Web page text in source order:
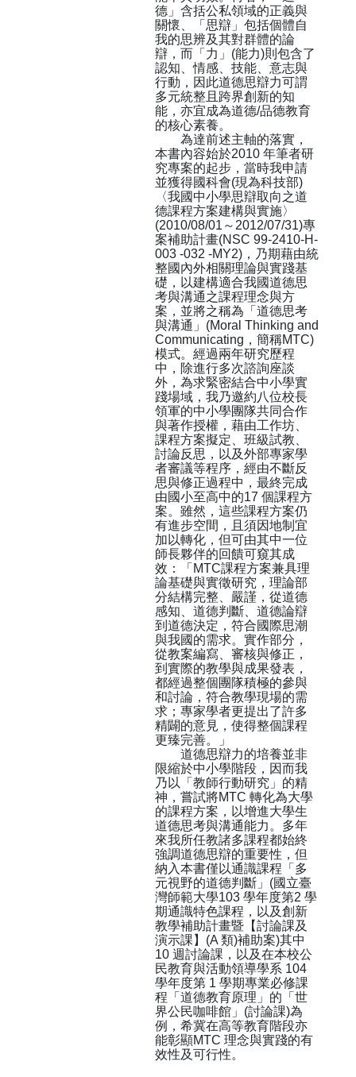
德」含括公私領域的正義與
關懷、「思辯」包括個體自
我的思辨及其對群體的論
辯，而「力」(能力)則包含了
認知、情感、技能、意志與
行動，因此道德思辯力可謂
多元統整且跨界創新的知
能，亦宜成為道德/品德教育
的核心素養。
為達前述主軸的落實，
本書內容始於2010 年筆者研
究專案的起步，當時我申請
並獲得國科會(現為科技部)
〈我國中小學思辯取向之道
德課程方案建構與實施〉
(2010/08/01～2012/07/31)專
案補助計畫(NSC 99-2410-H-
003 -032 -MY2)，乃期藉由統
整國內外相關理論與實踐基
礎，以建構適合我國道德思
考與溝通之課程理念與方
案，並將之稱為「道德思考
與溝通」(Moral Thinking and
Communicating，簡稱MTC)
模式。經過兩年研究歷程
中，除進行多次諮詢座談
外，為求緊密結合中小學實
踐場域，我乃邀約八位校長
領軍的中小學團隊共同合作
與著作授權，藉由工作坊、
課程方案擬定、班級試教、
討論反思，以及外部專家學
者審議等程序，經由不斷反
思與修正過程中，最終完成
由國小至高中的17 個課程方
案。雖然，這些課程方案仍
有進步空間，且須因地制宜
加以轉化，但可由其中一位
師長夥伴的回饋可窺其成
效：「MTC課程方案兼具理
論基礎與實徵研究，理論部
分結構完整、嚴謹，從道德
感知、道德判斷、道德論辯
到道德決定，符合國際思潮
與我國的需求。實作部分，
從教案編寫、審核與修正，
到實際的教學與成果發表，
都經過整個團隊積極的參與
和討論，符合教學現場的需
求；專家學者更提出了許多
精闢的意見，使得整個課程
更臻完善。」
道德思辯力的培養並非
限縮於中小學階段，因而我
乃以「教師行動研究」的精
神，嘗試將MTC 轉化為大學
的課程方案，以增進大學生
道德思考與溝通能力。多年
來我所任教諸多課程都始終
強調道德思辯的重要性，但
納入本書僅以通識課程「多
元視野的道德判斷」(國立臺
灣師範大學103 學年度第2 學
期通識特色課程，以及創新
教學補助計畫暨【討論課及
演示課】(A 類)補助案)其中
10 週討論課，以及在本校公
民教育與活動領導學系 104
學年度第 1 學期專業必修課
程「道德教育原理」的「世
界公民咖啡館」(討論課)為
例，希冀在高等教育階段亦
能彰顯MTC 理念與實踐的有
效性及可行性。